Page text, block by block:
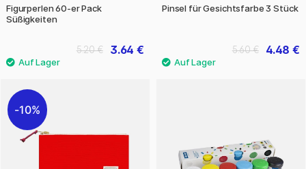
Figurperlen 60-er Pack
Süßigkeiten
3.64 €
5.20 €
Pinsel für Gesichtsfarbe 3 Stück
4.48 €
5.60 €
10%